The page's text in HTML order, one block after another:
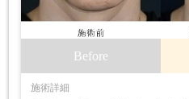
Before
施術詳細